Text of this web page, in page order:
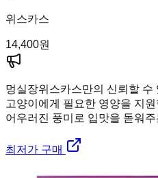
위스카스
14,400원
멍실장위스카스만의 신뢰할 수
고양이에게 필요한 영양을 지
어우러진 풍미로 입맛을 돋워
최저가 구매